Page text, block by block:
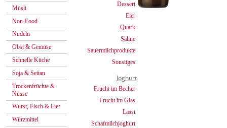
Müsli
Non-Food
Nudeln
Obst & Gemüse
Schnelle Küche
Soja & Seitan
Trockenfrüchte &
Nüsse
Wurst, Fisch & Eier
Würzmittel
Dessert
Eier
Quark
Sahne
Sauermilchprodukte
Sonstiges
Joghurt
Frucht im Becher
Frucht im Glas
Lassi
Schafmilchjoghurt